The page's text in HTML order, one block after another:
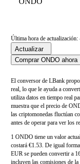
Última hora de actualización:
Actualizar
Comprar ONDO ahora
El conversor de LBank
real, lo que le ayuda a
utiliza datos en tiempo real
muestra que el precio de
las criptomonedas fluctúan
antes de operar para ver los
1 ONDO tiene un valor
costará €1.53. De igual
EUR se pueden convertir a
incluyen las comisiones de